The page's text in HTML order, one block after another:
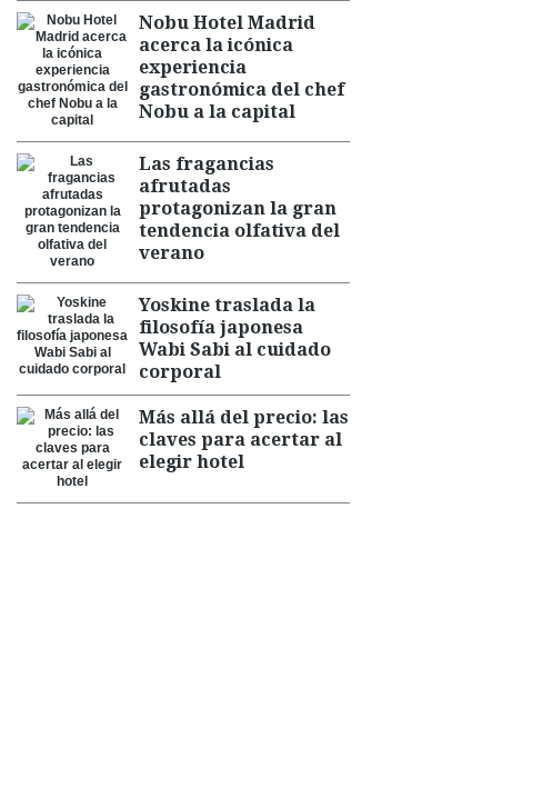
Nobu Hotel Madrid
acerca la icónica
experiencia
gastronómica del chef
Nobu a la capital
Las fragancias
afrutadas
protagonizan la gran
tendencia olfativa del
verano
Yoskine traslada la
filosofía japonesa
Wabi Sabi al cuidado
corporal
Más allá del precio: las
claves para acertar al
elegir hotel